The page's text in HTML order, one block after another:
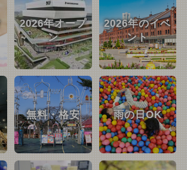
2026年オープ
ン
2026年のイベ
ント
無料・格安 雨の日OK